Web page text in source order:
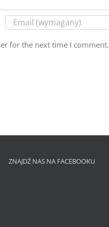
for the next time I comment.
ZNAJDŹ NAS NA FACEBOOKU